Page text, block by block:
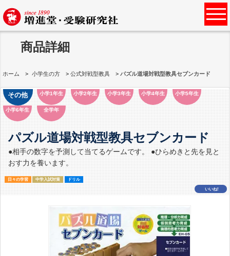
商品詳細
ホーム 小学生の方 公式対戦型教具 パズル道場対戦型教具セブンカード
その他 小学1年生 小学2年生 小学3年生 小学4年生 小学5年生
小学6年生 全学年
パズル道場対戦型教具セブンカード
●相手の数字を予測して当てるゲームです。 ●ひらめきと先を見と
おす力を養います。
日々の学習 中学入試対策 ドリル
いいね!